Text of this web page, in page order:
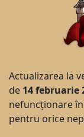
Actualizarea la
de 14 februarie
nefuncționare
pentru orice